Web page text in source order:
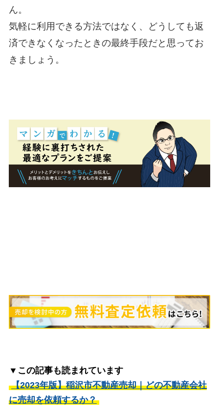
ん。
気軽に利用できる方法ではなく、どうしても返
済できなくなったときの最終手段だと思ってお
きましょう。
▼この記事も読まれています
【2023年版】稲沢市不動産売却｜どの不動産会社
に売却を依頼するか？